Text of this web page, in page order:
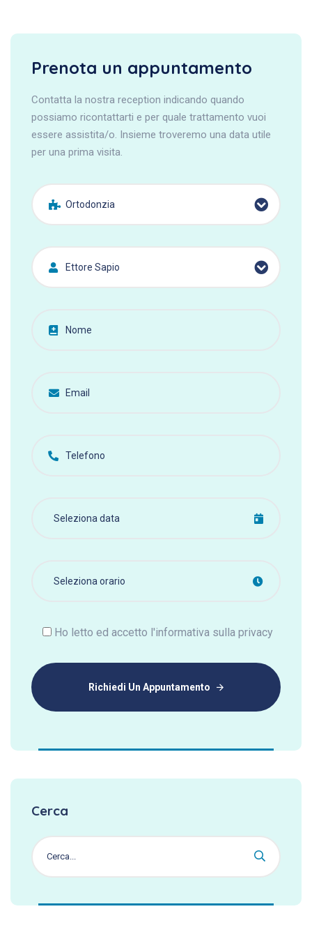
Prenota un appuntamento
Contatta la nostra reception indicando quando
possiamo ricontattarti e per quale trattamento vuoi
essere assistita/o. Insieme troveremo una data utile
per una prima visita.
Ortodonzia
Ettore Sapio
Ho letto ed accetto l'informativa sulla privacy
Richiedi Un Appuntamento
Cerca